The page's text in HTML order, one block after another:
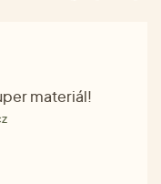
materiál!